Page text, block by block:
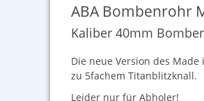
ABA Bombenrohr
Kaliber 40mm
Die neue Version des
zu 5fachem Titanblitzknall.
Leider nur für Abholer!